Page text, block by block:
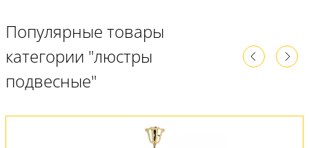
Популярные товары
категории "люстры
подвесные"